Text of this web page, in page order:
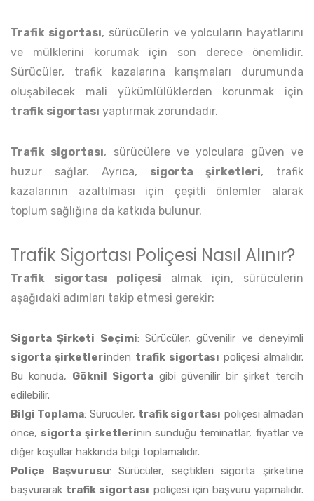
Trafik sigortası, sürücülerin ve yolcuların hayatlarını
ve mülklerini korumak için son derece önemlidir.
Sürücüler, trafik kazalarına karışmaları durumunda
oluşabilecek mali yükümlülüklerden korunmak için
trafik sigortası yaptırmak zorundadır.
Trafik sigortası, sürücülere ve yolculara güven ve
huzur sağlar. Ayrıca, sigorta şirketleri, trafik
kazalarının azaltılması için çeşitli önlemler alarak
toplum sağlığına da katkıda bulunur.
Trafik Sigortası Poliçesi Nasıl Alınır?
Trafik sigortası poliçesi almak için, sürücülerin
aşağıdaki adımları takip etmesi gerekir:
Sigorta Şirketi Seçimi: Sürücüler, güvenilir ve deneyimli
sigorta şirketlerinden trafik sigortası poliçesi almalıdır.
Bu konuda, Göknil Sigortagibi güvenilir bir şirket tercih
edilebilir.
Bilgi Toplama: Sürücüler, trafik sigortası poliçesi almadan
önce, sigorta şirketlerinin sunduğu teminatlar, fiyatlar ve
diğer koşullar hakkında bilgi toplamalıdır.
Poliçe Başvurusu: Sürücüler, seçtikleri sigorta şirketine
başvurarak trafik sigortası poliçesi için başvuru yapmalıdır.